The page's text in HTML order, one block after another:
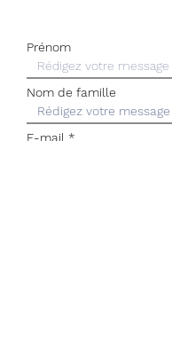
Prénom
Nom de famille
E-mail